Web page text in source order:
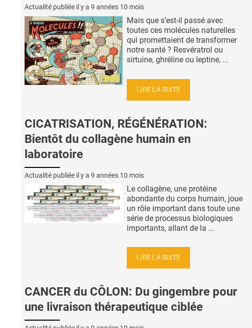
Actualité publiée il y a 9 années 10 mois
Mais que s’est-il passé avec
toutes ces molécules naturelles
qui promettaient de transformer
notre santé ? Resvératrol ou
sirtuine, ghréline ou leptine, ...
LIRE LA SUITE
CICATRISATION, RÉGÉNÉRATION:
Bientôt du collagène humain en
laboratoire
Actualité publiée il y a 9 années 10 mois
Le collagène, une protéine
abondante du corps humain, joue
un rôle important dans toute une
série de processus biologiques
importants, allant de la ...
LIRE LA SUITE
CANCER du CÔLON: Du gingembre pour
une livraison thérapeutique ciblée